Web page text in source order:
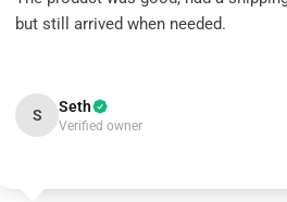
but still arrived when needed.
S Seth
Verified owner